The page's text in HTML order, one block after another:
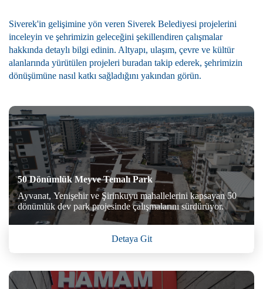
Siverek'in gelişimine yön veren Siverek Belediyesi projelerini
inceleyin ve şehrimizin geleceğini şekillendiren çalışmalar
hakkında detaylı bilgi edinin. Altyapı, ulaşım, çevre ve kültür
alanlarında yürütülen projeleri buradan takip ederek, şehrimizin
dönüşümüne nasıl katkı sağladığını yakından görün.
50 Dönümlük Meyve Temalı Park
Ayvanat, Yenişehir ve Şirinkuyu mahallelerini kapsayan 50
dönümlük dev park projesinde çalışmalarını sürdürüyor.
Detaya Git